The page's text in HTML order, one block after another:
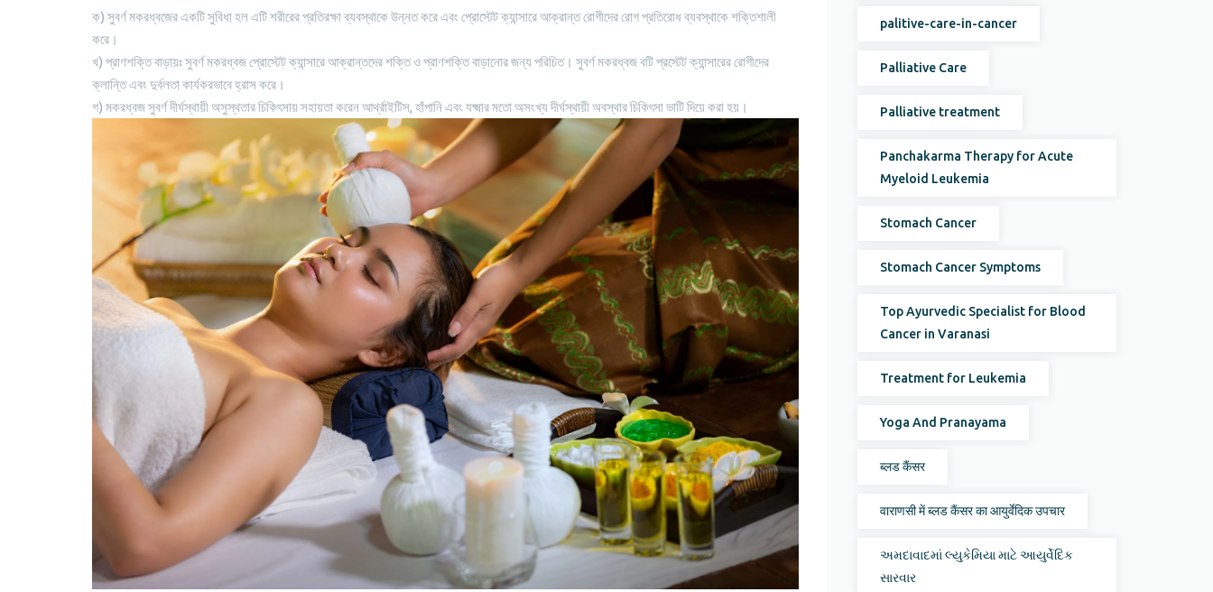
ক) সুবর্ণ মকরধ্বজের একটি সুবিধা হল এটি শরীরের প্রতিরক্ষা ব্যবস্থাকে উন্নত করে এবং প্রোস্টেট ক্যান্সারে আক্রান্ত রোগীদের রোগ প্রতিরোধ ব্যবস্থাকে শক্তিশালী
করে।
খ) প্রাণশক্তি বাড়ায়ঃ সুবর্ণ মকরধ্বজ প্রোস্টেট ক্যান্সারে আক্রান্তদের শক্তি ও প্রাণশক্তি বাড়ানোর জন্য পরিচিত। সুবর্ণ মকরধ্বজ বটি প্রস্টেট ক্যান্সারের রোগীদের
ক্লান্তি এবং দুর্বলতা কার্যকরভাবে হ্রাস করে।
গ) মকরধ্বজ সুবর্ণ দীর্ঘস্থায়ী অসুস্থতার চিকিৎসায় সহায়তা করেন আর্থ্রাইটিস, হাঁপানি এবং যক্ষ্মার মতো অসংখ্য দীর্ঘস্থায়ী অবস্থার চিকিৎসা ভাটি দিয়ে করা হয়।
palitive-care-in-cancer
Palliative Care
Palliative treatment
Panchakarma Therapy for Acute
Myeloid Leukemia
Stomach Cancer
Stomach Cancer Symptoms
Top Ayurvedic Specialist for Blood
Cancer in Varanasi
Treatment for Leukemia
Yoga And Pranayama
ब्लड कैंसर
वाराणसी में ब्लड कैंसर का आयुर्वेदिक उपचार
અમદાવાદમાં લ્યુકેમિયા માટે આયુર્વેદિક
સારવાર